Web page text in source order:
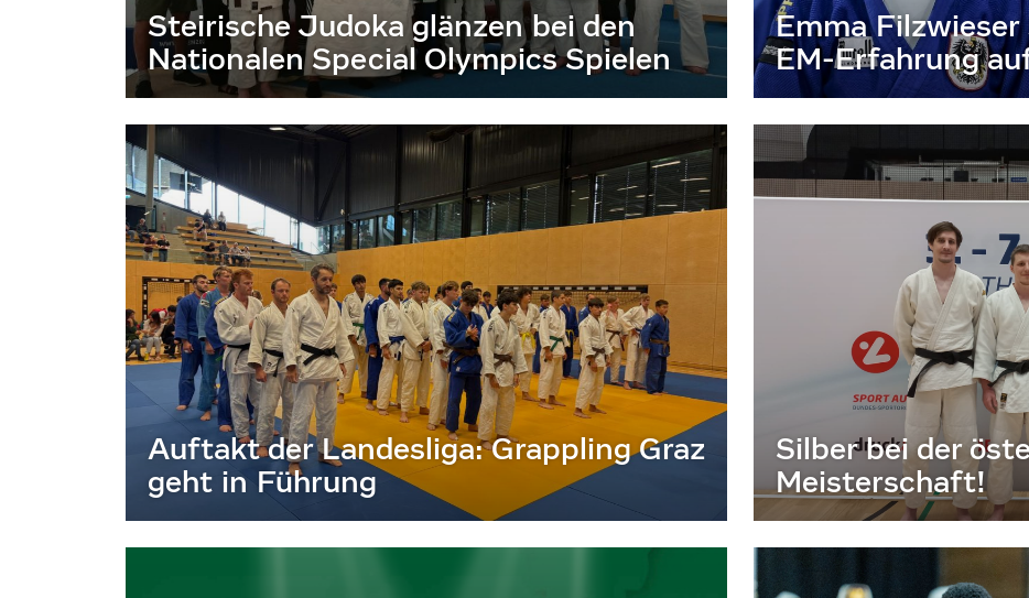
Steirische Judoka glänzen bei den
Nationalen Special Olympics Spielen
Emma
EM-Erfahrung
Auftakt der Landesliga: Grappling Graz
geht in Führung
Silber bei der
Meisterschaft!